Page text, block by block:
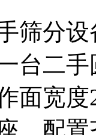
筛分
台二
面宽